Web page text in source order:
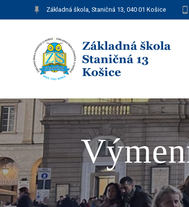
Základná škola, Staničná 13, 040 01 Košice